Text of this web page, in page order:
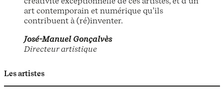
art contemporain et numérique qu’ils
contribuent à (ré)inventer.
José-Manuel Gonçalvès
Directeur artistique
Les artistes